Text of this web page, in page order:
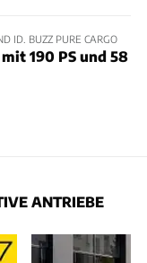
ID. BUZZ PURE CARGO
190 PS und 58
ANTRIEBE